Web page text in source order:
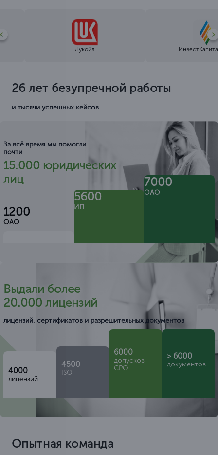
Лукойл
26 лет безупречной работы
и тысячи успешных кейсов
За всё время мы помогли
почти
15.000 юридических
лиц
1200
ОАО
5600
ИП
7000
ОАО
Выдали более
20.000 лицензий
лицензий, сертификатов и разрешительных документов
4000
лицензий
4500
ISO
6000
допусков
СРО
> 6000
документов
Опытная команда